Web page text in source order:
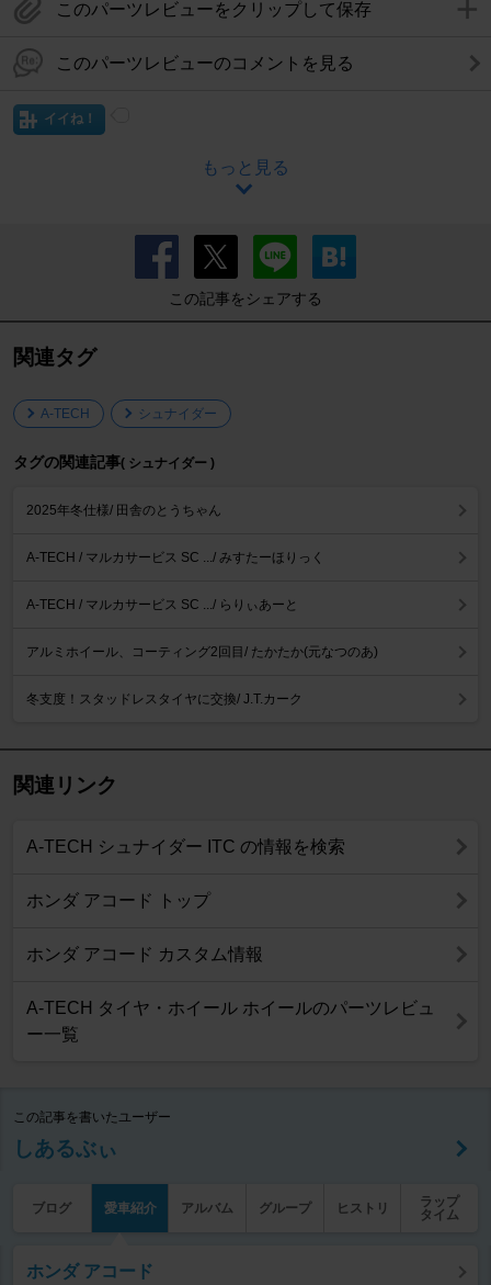
このパーツレビューをクリップして保存
このパーツレビューのコメントを見る
イイね！
もっと見る
この記事をシェアする
関連タグ
A-TECH シュナイダー
タグの関連記事( シュナイダー )
2025年冬仕様/ 田舎のとうちゃん
A-TECH / マルカサービス SC .../ みすたーほりっく
A-TECH / マルカサービス SC .../ らりぃあーと
アルミホイール、コーティング2回目/ たかたか(元なつのあ)
冬支度！スタッドレスタイヤに交換/ J.T.カーク
関連リンク
A-TECH シュナイダー ITC の情報を検索
ホンダ アコード トップ
ホンダ アコード カスタム情報
A-TECH タイヤ・ホイール ホイールのパーツレビュ
ー一覧
この記事を書いたユーザー
しあるぶぃ
ブログ 愛車紹介 アルバム グループ ヒストリ
ラップ
タイム
ホンダ アコード